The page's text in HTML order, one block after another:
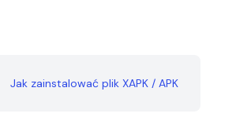
Jak zainstalować plik XAPK / APK